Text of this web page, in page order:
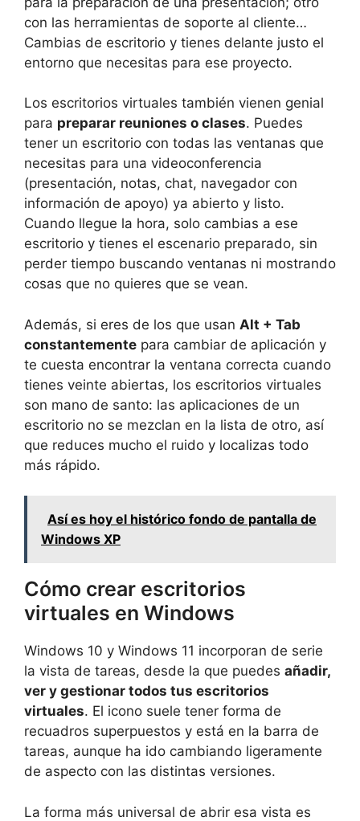
con las herramientas de soporte al cliente…
Cambias de escritorio y tienes delante justo el
entorno que necesitas para ese proyecto.
Los escritorios virtuales también vienen genial
para preparar reuniones o clases. Puedes
tener un escritorio con todas las ventanas que
necesitas para una videoconferencia
(presentación, notas, chat, navegador con
información de apoyo) ya abierto y listo.
Cuando llegue la hora, solo cambias a ese
escritorio y tienes el escenario preparado, sin
perder tiempo buscando ventanas ni mostrando
cosas que no quieres que se vean.
Además, si eres de los que usan Alt + Tab
constantemente para cambiar de aplicación y
te cuesta encontrar la ventana correcta cuando
tienes veinte abiertas, los escritorios virtuales
son mano de santo: las aplicaciones de un
escritorio no se mezclan en la lista de otro, así
que reduces mucho el ruido y localizas todo
más rápido.
Así es hoy el histórico fondo de pantalla de
Windows XP
Cómo crear escritorios
virtuales en Windows
Windows 10 y Windows 11 incorporan de serie
la vista de tareas, desde la que puedes añadir,
ver y gestionar todos tus escritorios
virtuales. El icono suele tener forma de
recuadros superpuestos y está en la barra de
tareas, aunque ha ido cambiando ligeramente
de aspecto con las distintas versiones.
La forma más universal de abrir esa vista es